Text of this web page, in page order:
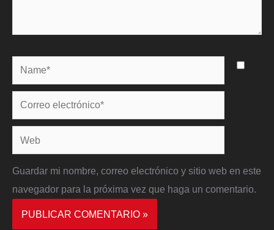
Name*
Correo
electrónico*
Web
Guardar mi nombre, correo electrónico y sitio web en este
navegador para la próxima vez que haga un comentario.